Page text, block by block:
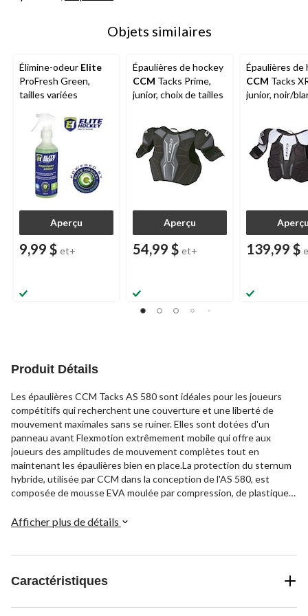
Objets similaires
Élimine-odeur Elite
ProFresh Green,
tailles variées
Aperçu
9,99 $ et+
Épaulières de hockey
CCM Tacks Prime,
junior, choix de tailles
Aperçu
54,99 $ et+
Épaulières de
CCM Tacks
junior, noir/
139,99 $
Produit Détails
Les épaulières CCM Tacks AS 580 sont idéales pour les joueurs
compétitifs qui recherchent une couverture et une liberté de
mouvement maximales sans se ruiner. Elles sont dotées d'un
panneau avant Flexmotion extrêmement mobile qui offre aux
joueurs des amplitudes de mouvement complètes tout en
maintenant les épaulières bien en place.La protection du sternum
hybride, utilisée par CCM dans la conception de l'AS 580, est
composée de mousse EVA moulée par compression, de plastique
respirabilité excellentes pour le joueur compétitif. Les protège-
combats le long des bandes ou devant le filet.Grâce à leur
conception flottante, les protections pour l'omoplate et la
Afficher plus de détails
Caractéristiques